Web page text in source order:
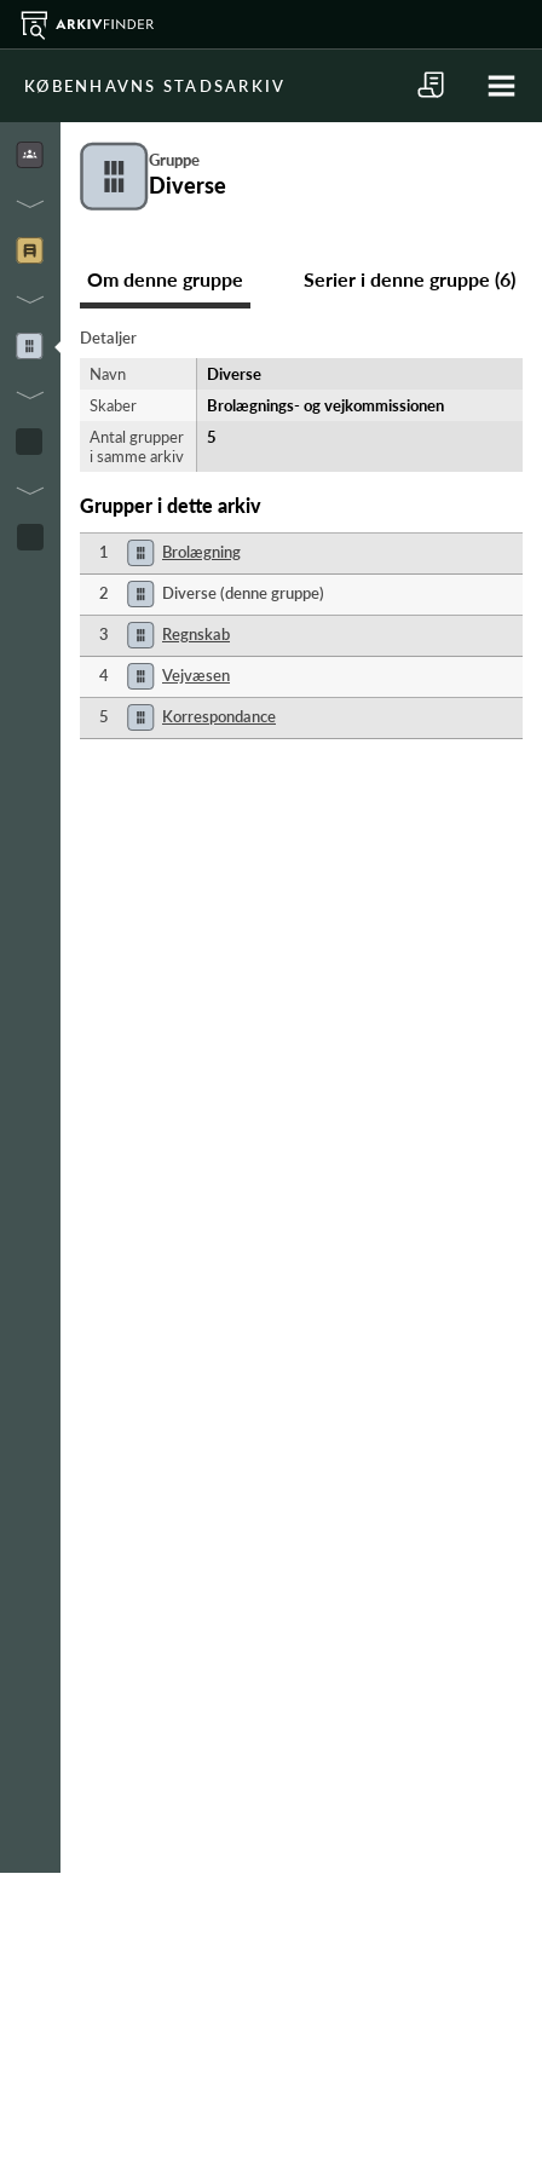
KØBENHAVNS STADSARKIV
Gruppe
Diverse
Om denne gruppe Serier i denne gruppe (6)
Detaljer
Navn
Diverse
Skaber
Brolægnings- og vejkommissionen
Antal grupper
i samme arkiv
5
Grupper i dette arkiv
1 Brolægning
2 Diverse (denne gruppe)
3 Regnskab
4 Vejvæsen
5 Korrespondance